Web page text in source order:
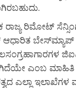
ರಾಜ್ಯ ರಿಮೋಟ್
ಬೇಸ್‌ಮ್ಯಾಪ್
ಎಂಬ ಮಾಹಿತಿ
ಎಲ್ಲಾ